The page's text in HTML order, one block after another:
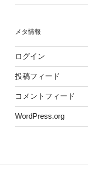
メタ情報
ログイン
投稿フィード
コメントフィード
WordPress.org